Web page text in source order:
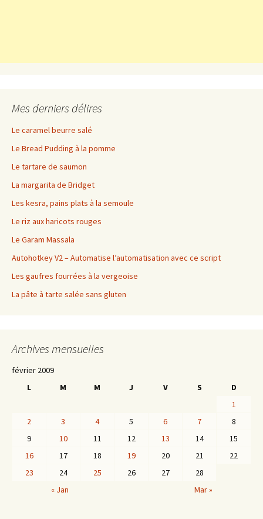
Mes derniers délires
Le caramel beurre salé
Le Bread Pudding à la pomme
Le tartare de saumon
La margarita de Bridget
Les kesra, pains plats à la semoule
Le riz aux haricots rouges
Le Garam Massala
Autohotkey V2 – Automatise l’automatisation avec ce script
Les gaufres fourrées à la vergeoise
La pâte à tarte salée sans gluten
Archives mensuelles
février 2009
L
M M J V S
D
1
2
3 4 5 6 7
8
9
10 11 12 13 14
15
16
17 18 19 20 21
22
23
24 25 26 27
28
« Jan
Mar »